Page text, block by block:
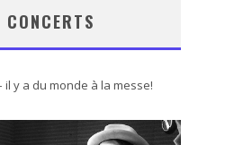
CONCERTS
il y a du monde à la messe!